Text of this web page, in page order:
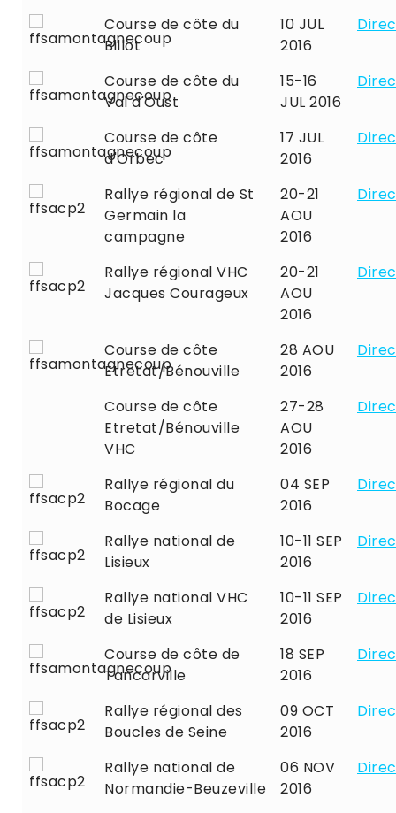
Course de côte du
Billot
10 JUL
2016
Course de côte du
Val d'Oust
15-16
JUL 2016
Course de côte
d'Orbec
17 JUL
2016
Rallye régional de St
Germain la
campagne
20-21
AOU
2016
Rallye régional VHC
Jacques Courageux
20-21
AOU
2016
Course de côte
Etretat/Bénouville
28 AOU
2016
Course de côte
Etretat/Bénouville
VHC
27-28
AOU
2016
Rallye régional du
Bocage
04 SEP
2016
Rallye national de
Lisieux
10-11 SEP
2016
Rallye national VHC
de Lisieux
10-11 SEP
2016
Course de côte de
Tancarville
18 SEP
2016
Rallye régional des
Boucles de Seine
09 OCT
2016
Rallye national de
Normandie-Beuzeville
06 NOV
2016